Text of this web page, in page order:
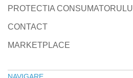
PROTECTIA CONSUMATORULUI
CONTACT
MARKETPLACE